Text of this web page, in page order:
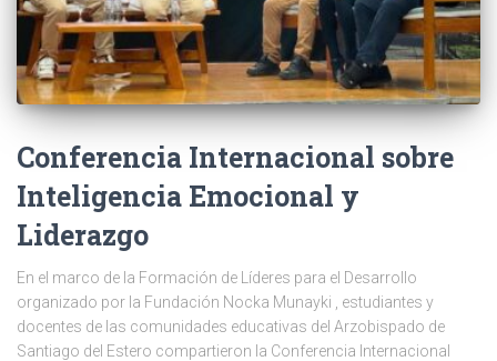
Conferencia Internacional sobre
Inteligencia Emocional y
Liderazgo
En el marco de la Formación de Líderes para el Desarrollo
organizado por la Fundación Nocka Munayki , estudiantes y
docentes de las comunidades educativas del Arzobispado de
Santiago del Estero compartieron la Conferencia Internacional